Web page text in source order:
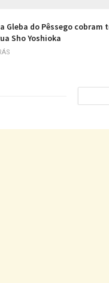
Gleba do Pêssego cobram
Sho Yoshioka